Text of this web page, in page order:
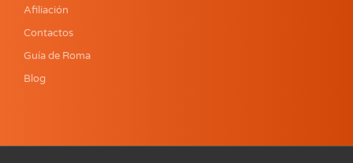
Afiliación
Contactos
Guía de Roma
Blog